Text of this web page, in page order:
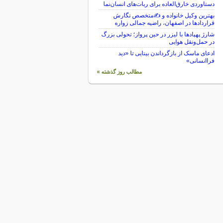
دستاوردی خارق‌العاده برای ربات‌های انسان‌نما
بهترین وکیل خانواده و ✍️متخصص نگارش
قراردادها در اصفهان، راضیه جمالی زواره
شارژ پهپادها با لیزر در حین پرواز؛ تحولی بزرگ
در حمل‌ونقل هوایی
ادعای ماسک از بازگرداندن بینایی تا «دید
فراانسانی»
مطالب روز گذشته »